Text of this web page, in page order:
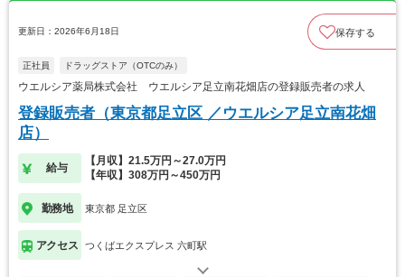
更新日：2026年6月18日 保存する
正社員 ドラッグストア（OTCのみ）
ウエルシア薬局株式会社 ウエルシア足立南花畑店の登録販売者の求人
登録販売者（東京都足立区 ／ウエルシア足立南花畑
店）
給与
【月収】21.5万円～27.0万円
【年収】308万円～450万円
勤務地 東京都 足立区
アクセス つくばエクスプレス 六町駅